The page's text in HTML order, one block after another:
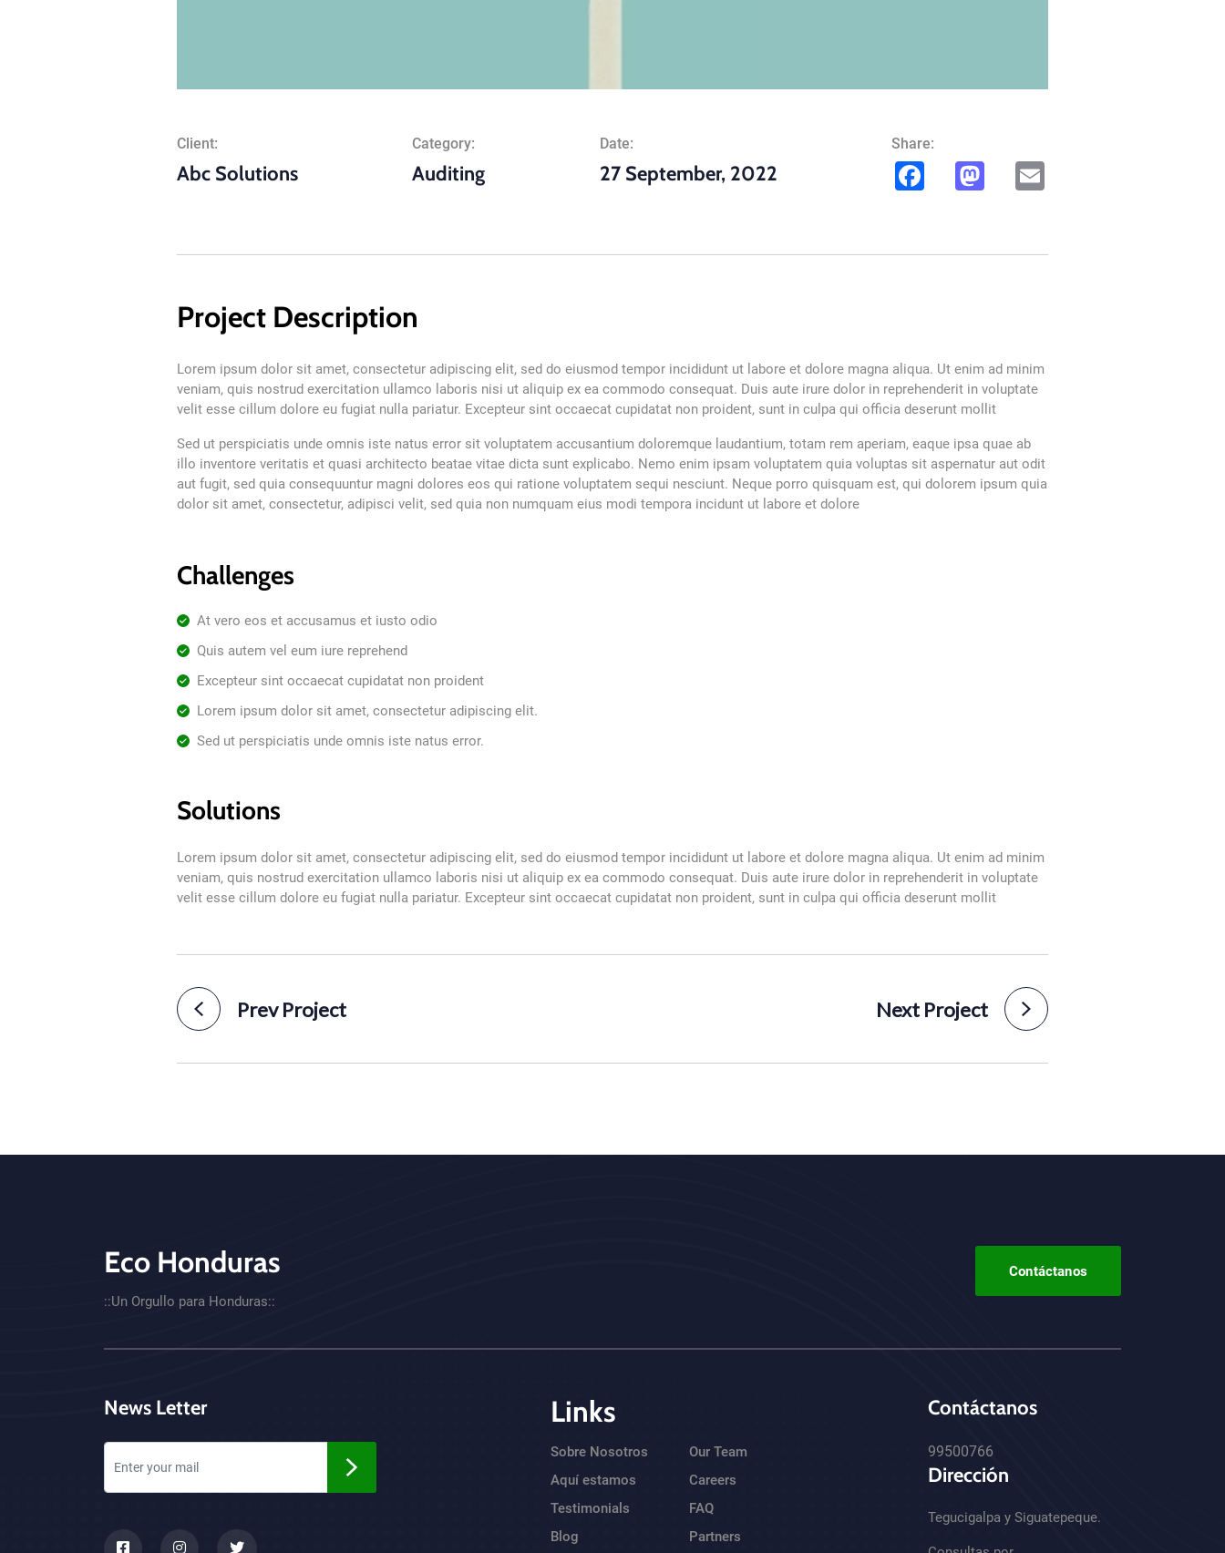
Client:
Abc Solutions
Category:
Auditing
Date:
27 September, 2022
Share:
Project Description
Lorem ipsum dolor sit amet, consectetur adipiscing elit, sed do eiusmod tempor incididunt ut labore et dolore magna aliqua. Ut enim ad minim
veniam, quis nostrud exercitation ullamco laboris nisi ut aliquip ex ea commodo consequat. Duis aute irure dolor in reprehenderit in voluptate
velit esse cillum dolore eu fugiat nulla pariatur. Excepteur sint occaecat cupidatat non proident, sunt in culpa qui officia deserunt mollit
Sed ut perspiciatis unde omnis iste natus error sit voluptatem accusantium doloremque laudantium, totam rem aperiam, eaque ipsa quae ab
illo inventore veritatis et quasi architecto beatae vitae dicta sunt explicabo. Nemo enim ipsam voluptatem quia voluptas sit aspernatur aut odit
aut fugit, sed quia consequuntur magni dolores eos qui ratione voluptatem sequi nesciunt. Neque porro quisquam est, qui dolorem ipsum quia
dolor sit amet, consectetur, adipisci velit, sed quia non numquam eius modi tempora incidunt ut labore et dolore
Challenges
At vero eos et accusamus et iusto odio
Quis autem vel eum iure reprehend
Excepteur sint occaecat cupidatat non proident
Lorem ipsum dolor sit amet, consectetur adipiscing elit.
Sed ut perspiciatis unde omnis iste natus error.
Solutions
Lorem ipsum dolor sit amet, consectetur adipiscing elit, sed do eiusmod tempor incididunt ut labore et dolore magna aliqua. Ut enim ad minim
veniam, quis nostrud exercitation ullamco laboris nisi ut aliquip ex ea commodo consequat. Duis aute irure dolor in reprehenderit in voluptate
velit esse cillum dolore eu fugiat nulla pariatur. Excepteur sint occaecat cupidatat non proident, sunt in culpa qui officia deserunt mollit
Prev Project Next Project
CTA - Footer
Eco Honduras
::Un Orgullo para Honduras::
Contáctanos
News Letter Links
Sobre Nosotros
Aquí estamos
Testimonials
Blog
Our Team
Careers
FAQ
Partners
Contáctanos
99500766
Dirección
Tegucigalpa y Siguatepeque.